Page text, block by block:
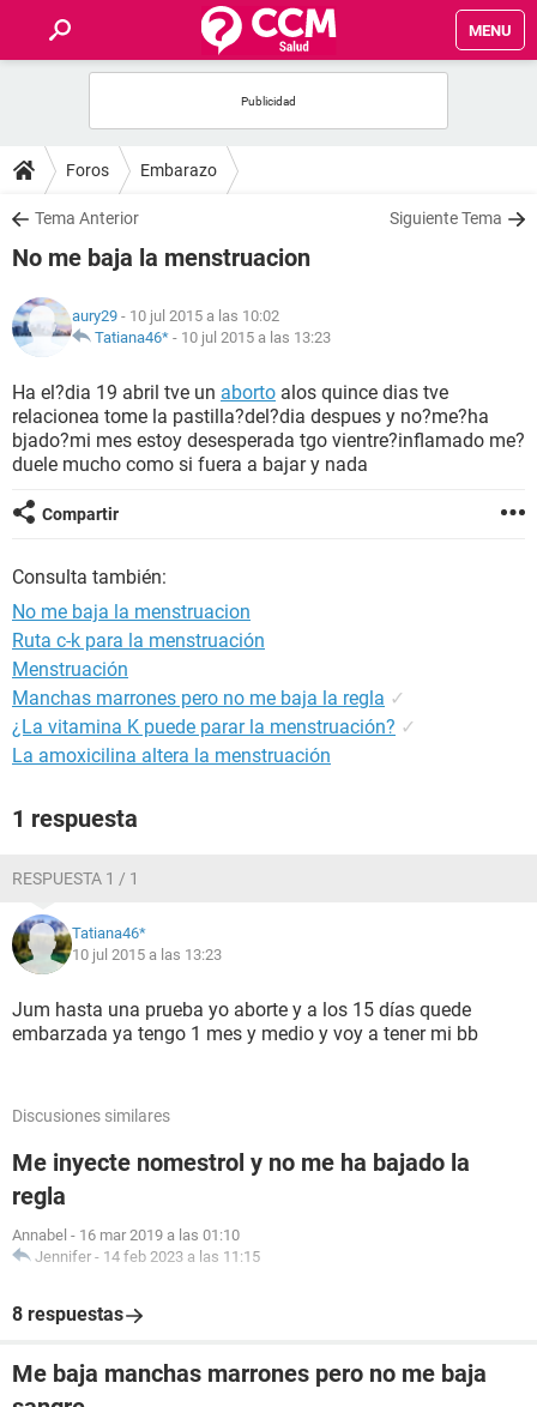
MENU
FOROS
SALUD
NUTRICIÓN
BIENESTAR
SEXUALIDAD
GLOSARIO
Foros Embarazo
Tema Anterior Siguiente Tema
No me baja la menstruacion
aury29 - 10 jul 2015 a las 10:02
Tatiana46* - 10 jul 2015 a las 13:23
Ha el?dia 19 abril tve un aborto alos quince dias tve
relacionea tome la pastilla?del?dia despues y no?me?ha
bjado?mi mes estoy desesperada tgo vientre?inflamado me?
duele mucho como si fuera a bajar y nada
Compartir
Consulta también:
No me baja la menstruacion
Ruta c-k para la menstruación
Menstruación
Manchas marrones pero no me baja la regla ✓
¿La vitamina K puede parar la menstruación? ✓
La amoxicilina altera la menstruación
1 respuesta
RESPUESTA 1 / 1
Tatiana46*
10 jul 2015 a las 13:23
Jum hasta una prueba yo aborte y a los 15 días quede
embarzada ya tengo 1 mes y medio y voy a tener mi bb
Discusiones similares
Me inyecte nomestrol y no me ha bajado la
regla
Annabel - 16 mar 2019 a las 01:10
Jennifer - 14 feb 2023 a las 11:15
8 respuestas
Me baja manchas marrones pero no me baja